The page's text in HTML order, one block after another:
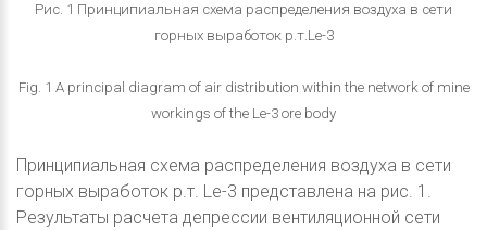
Рис. 1 Принципиальная схема распределения воздуха в сети
горных выработок р.т.Le-3
Fig. 1 A principal diagram of air distribution within the network of mine
workings of the Le-3 ore body
Принципиальная схема распределения воздуха в сети
горных выработок р.т. Le-3 представлена на рис. 1.
Результаты расчета депрессии вентиляционной сети